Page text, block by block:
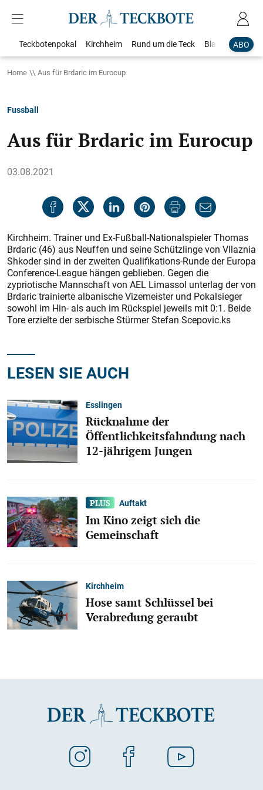
ABO
Teckbotenpokal Kirchheim Rund um die Teck Blaulicht
Home Aus für Brdaric im Eurocup
Fussball
Aus für Brdaric im Eurocup
03.08.2021
Kirchheim. Trainer und Ex-Fußball-Nationalspieler Thomas
Brdaric (46) aus Neuffen und seine Schützlinge von Vllaznia
Shkoder sind in der zweiten Qualifikations-Runde der Europa
Conference-League hängen geblieben. Gegen die
zypriotische Mannschaft von AEL Limassol unterlag der von
Brdaric trainierte albanische Vizemeister und Pokalsieger
sowohl im Hin- als auch im Rückspiel jeweils mit 0:1. Beide
Tore erzielte der serbische Stürmer Stefan Scepovic.ks
LESEN SIE AUCH
Esslingen
Rücknahme der
Öffentlichkeitsfahndung nach
12-jährigem Jungen
Auftakt
Im Kino zeigt sich die
Gemeinschaft
Kirchheim
Hose samt Schlüssel bei
Verabredung geraubt